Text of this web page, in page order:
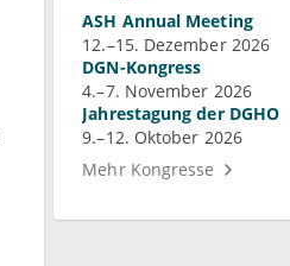
ASH Annual Meeting
12.–15. Dezember 2026
DGN-Kongress
4.–7. November 2026
Jahrestagung der DGHO
9.–12. Oktober 2026
Mehr Kongresse